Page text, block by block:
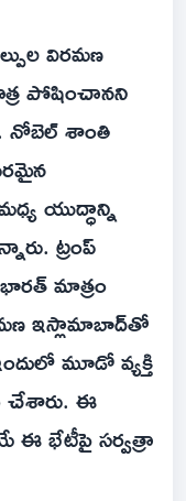
విరమణ
పోషించానని
నోబెల్ శాంతి
యుద్ధాన్ని
ట్రంప్
మాత్రం
ఇస్లామాబాద్‌తో
మూడో వ్యక్తి
చేశారు. ఈ
భేటీపై సర్వత్రా